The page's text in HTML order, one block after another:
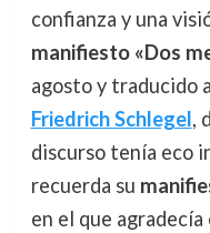
confianza y una
manifiesto «Dos
agosto y traducido
Friedrich Schlegel,
discurso tenía eco
recuerda su
en el que